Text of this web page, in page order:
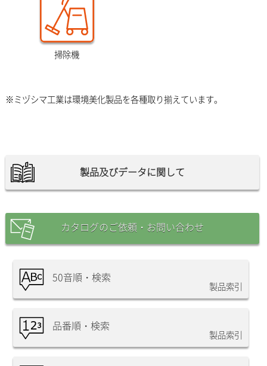
掃除機
※ミヅシマ工業は環境美化製品を各種取り揃えています。
製品及びデータに関して
カタログのご依頼・お問い合わせ
50音順・検索
製品索引
品番順・検索
製品索引